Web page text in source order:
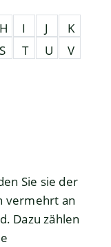
H I J
K
S T U
V
Sie sie der
vermehrt an
Dazu zählen